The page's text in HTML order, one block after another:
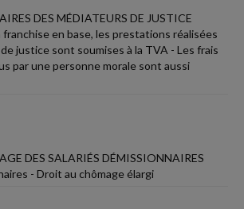
DES MÉDIATEURS DE JUSTICE
franchise en base, les prestations réalisées
justice sont soumises à la TVA - Les frais
par une personne morale sont aussi
DES SALARIÉS DÉMISSIONNAIRES
- Droit au chômage élargi